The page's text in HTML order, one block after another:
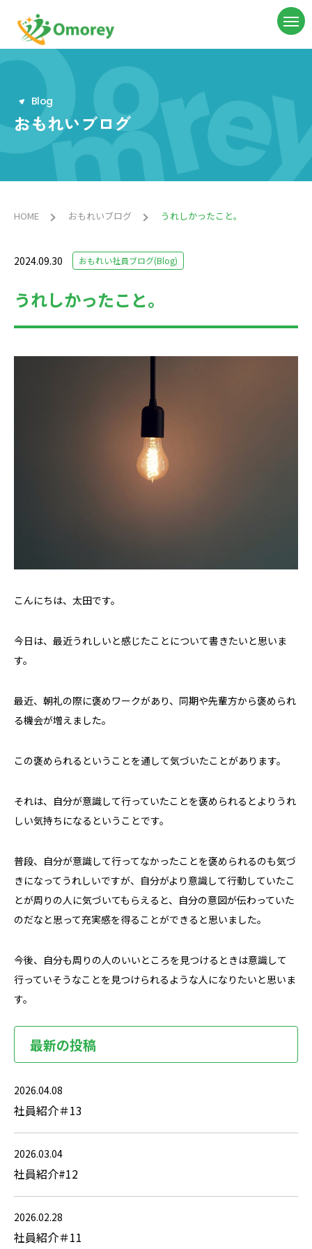
Blog
おもれいブログ
HOME おもれいブログ うれしかったこと。
2024.09.30 おもれい社員ブログ(Blog)
うれしかったこと。
こんにちは、太田です。
今日は、最近うれしいと感じたことについて書きたいと思いま
す。
最近、朝礼の際に褒めワークがあり、同期や先輩方から褒められ
る機会が増えました。
この褒められるということを通して気づいたことがあります。
それは、自分が意識して行っていたことを褒められるとよりうれ
しい気持ちになるということです。
普段、自分が意識して行ってなかったことを褒められるのも気づ
きになってうれしいですが、自分がより意識して行動していたこ
とが周りの人に気づいてもらえると、自分の意図が伝わっていた
のだなと思って充実感を得ることができると思いました。
今後、自分も周りの人のいいところを見つけるときは意識して
行っていそうなことを見つけられるような人になりたいと思いま
す。
最新の投稿
2026.04.08
社員紹介＃13
2026.03.04
社員紹介#12
2026.02.28
社員紹介＃11